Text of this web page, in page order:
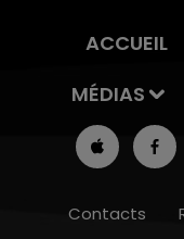
ACCUEIL
MÉDIAS
Contacts